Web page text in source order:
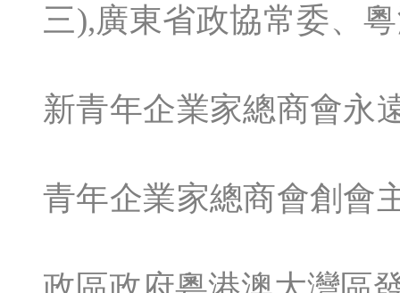
三),廣東省政協常委、
新青年企業家總商會永
青年企業家總商會創會